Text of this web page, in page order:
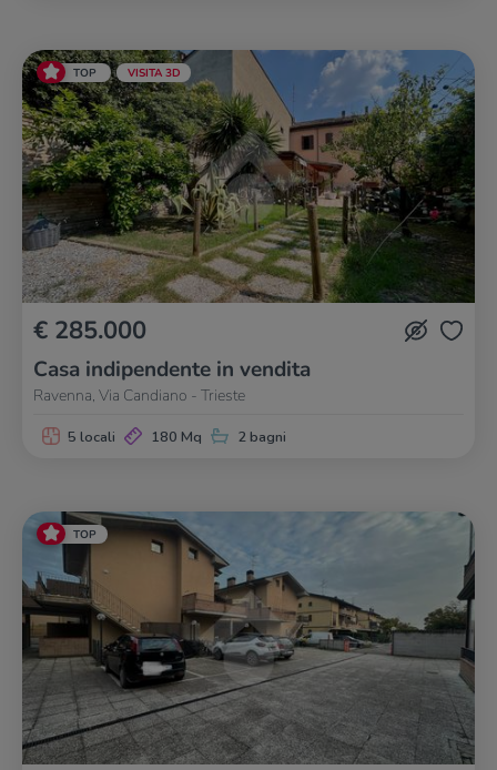
TOP VISITA 3D
€ 285.000
Casa indipendente in vendita
Ravenna, Via Candiano - Trieste
5 locali 180 Mq 2 bagni
TOP